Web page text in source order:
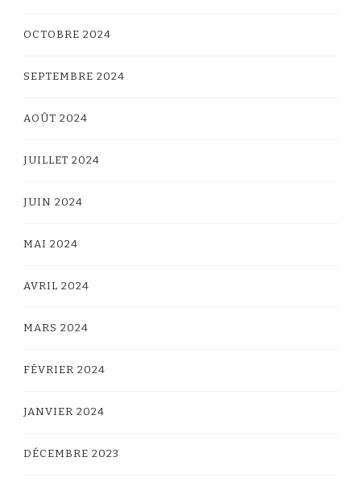
OCTOBRE 2024
SEPTEMBRE 2024
AOÛT 2024
JUILLET 2024
JUIN 2024
MAI 2024
AVRIL 2024
MARS 2024
FÉVRIER 2024
JANVIER 2024
DÉCEMBRE 2023